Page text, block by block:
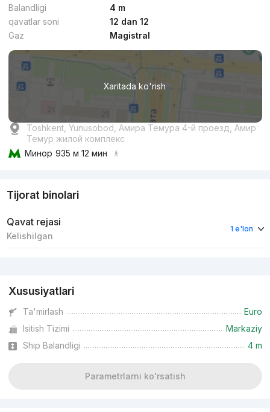
Balandligi
4 m
qavatlar soni
12 dan 12
Gaz
Magistral
Xaritada ko'rish
Toshkent, Yunusobod, Амира Темура 4-й проезд, Амир
Темур жилой комплекс
Минор 935 м 12 мин
Tijorat binolari
Qavat rejasi
Kelishilgan
1 e'lon
Xususiyatlari
Ta'mirlash
Euro
Isitish Tizimi
Markaziy
Ship Balandligi
4 m
Parametrlarni ko'rsatish